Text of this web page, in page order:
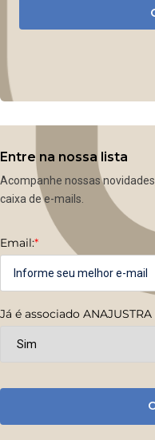
Entre na nossa lista
Acompanhe nossas
caixa de e-mails.
Email:*
Já é associado ANAJUSTRA